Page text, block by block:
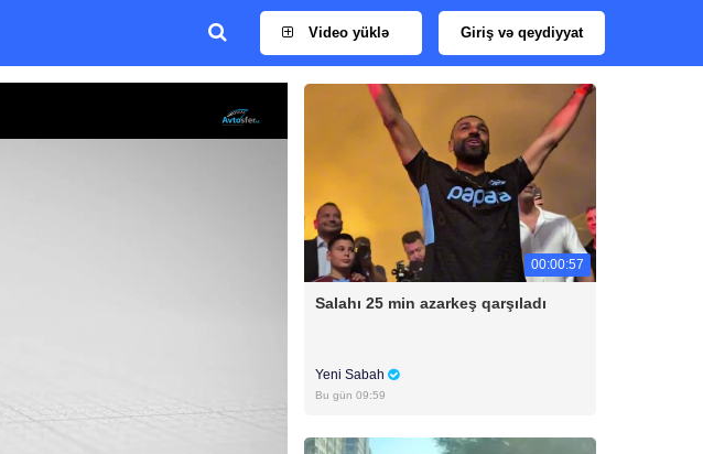
Video yüklə Giriş və qeydiyyat
00:00:57
Salahı 25 min azarkeş qarşıladı
Yeni Sabah
Bu gün 09:59